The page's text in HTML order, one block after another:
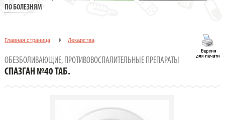
ПО БОЛЕЗНЯМ
Главная страница Лекарства
СПАЗГАН №40 ТАБ.
ОБЕЗБОЛИВАЮЩИЕ, ПРОТИВОВОСПАЛИТЕЛЬНЫЕ ПРЕПАРАТЫ
СПАЗГАН №40 ТАБ.